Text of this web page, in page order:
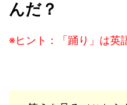
んだ？
※ヒント：「踊り」は英